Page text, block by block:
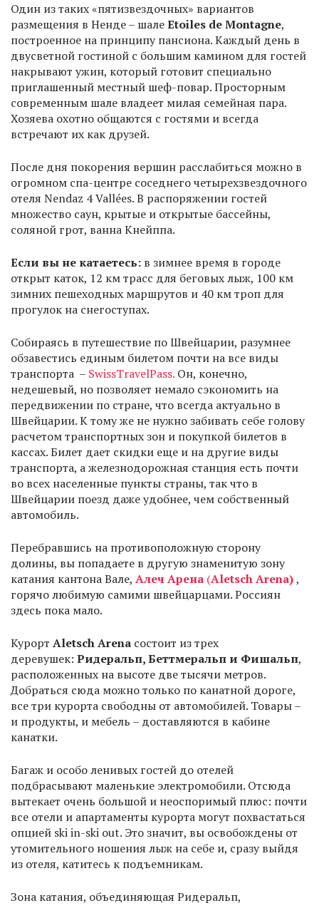
Один из таких «пятизвездочных» вариантов
размещения в Ненде – шалеEtoiles de Montagne,
построенное на принципу пансиона. Каждый день в
двусветной гостиной с большим камином для гостей
накрывают ужин, который готовит специально
приглашенный местный шеф-повар. Просторным
современным шале владеет милая семейная пара.
Хозяева охотно общаются с гостями и всегда
встречают их как друзей.
После дня покорения вершин расслабиться можно в
огромном спа-центре соседнего четырехзвездочного
отеля Nendaz 4 Vallées. В распоряжении гостей
множество саун, крытые и открытые бассейны,
соляной грот, ванна Кнейппа.
Если вы не катаетесь: в зимнее время в городе
открыт каток, 12 км трасс для беговых лыж, 100 км
зимних пешеходных маршрутов и 40 км троп для
прогулок на снегоступах.
Собираясь в путешествие по Швейцарии, разумнее
обзавестись единым билетом почти на все виды
транспорта – SwissTravelPass. Он, конечно,
недешевый, но позволяет немало сэкономить на
передвижении по стране, что всегда актуально в
Швейцарии. К тому же не нужно забивать себе голову
расчетом транспортных зон и покупкой билетов в
кассах. Билет дает скидки еще и на другие виды
транспорта, а железнодорожная станция есть почти
во всех населенные пункты страны, так что в
Швейцарии поезд даже удобнее, чем собственный
автомобиль.
Перебравшись на противоположную сторону
долины, вы попадаете в другую знаменитую зону
катания кантона Вале, Алеч Арена (AletschArena),
горячо любимую самими швейцарцами. Россиян
здесь пока мало.
Курорт AletschArena состоит из трех
деревушек: Ридеральп, Беттмеральп и Фишальп,
расположенных на высоте две тысячи метров.
Добраться сюда можно только по канатной дороге,
все три курорта свободны от автомобилей. Товары –
и продукты, и мебель – доставляются в кабине
канатки.
Багаж и особо ленивых гостей до отелей
подбрасывают маленькие электромобили. Отсюда
вытекает очень большой и неоспоримый плюс: почти
все отели и апартаменты курорта могут похвастаться
опцией ski in-ski out. Это значит, вы освобождены от
утомительного ношения лыж на себе и, сразу выйдя
из отеля, катитесь к подъемникам.
Зона катания, объединяющая Ридеральп,